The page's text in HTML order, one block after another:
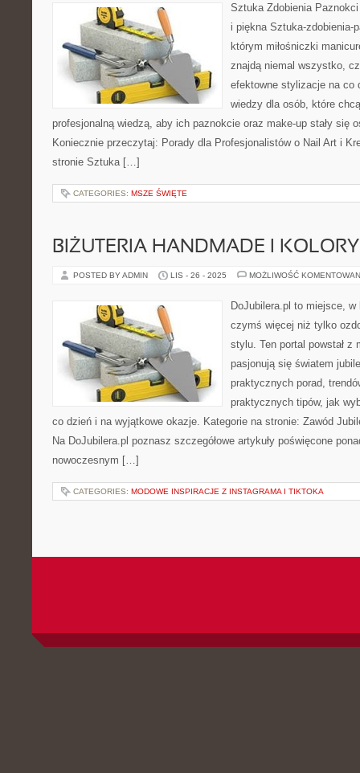
Sztuka Zdobienia
i piękna Sztuka-zdobienia-
którym miłośniczki
znajdą niemal wszystko,
efektowne stylizacje na co
wiedzy dla osób, które
profesjonalną wiedzą, aby ich paznokcie oraz make-up stały się
Koniecznie przeczytaj: Porady dla Profesjonalistów o Nail Art i
stronie Sztuka […]
CATEGORIES: MSZE ŚWIĘTE
BIŻUTERIA HANDMADE I
POSTED BY ADMIN LIS - 26 - 2025 MOŻLIWOŚĆ
DoJubilera.pl to miejsce,
czymś więcej niż tylko
stylu. Ten portal powstał z
pasjonują się światem
praktycznych porad,
praktycznych tipów, jak
co dzień i na wyjątkowe okazje. Kategorie na stronie: Zawód
Na DoJubilera.pl poznasz szczegółowe artykuły poświęcone
nowoczesnym […]
CATEGORIES: MODOWE INSPIRACJE Z INSTAGRAMA I TIKTOKA